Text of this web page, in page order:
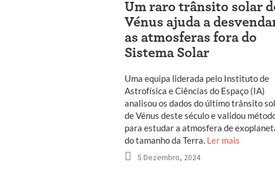
Um raro trânsito solar
Vénus ajuda a
as atmosferas fora do
Sistema Solar
Uma equipa liderada pelo Instituto de
Astrofísica e Ciências do Espaço (IA)
analisou os dados do último trânsito
de Vénus deste século e validou
para estudar a atmosfera de
do tamanho da Terra. Ler mais
5 Dezembro, 2024